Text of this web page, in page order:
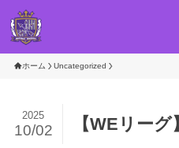
ホーム Uncategorized
【WEリー
2025
10/02